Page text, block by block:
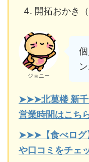
開拓おかき
ジョニー
➤➤➤北菓楼 新千
営業時間はこち
➤➤➤【食べログ
や口コミをチェ